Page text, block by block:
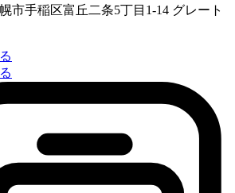
市手稲区富丘二条5丁目1-14 グレート